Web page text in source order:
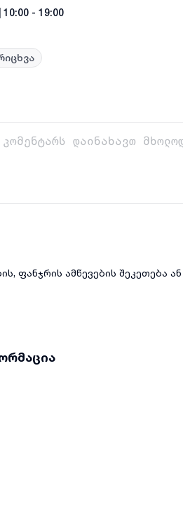
10:00 - 19:00
ფანჯრის ამწევების შეკეთება ან